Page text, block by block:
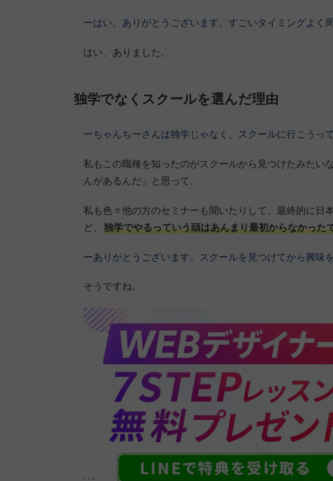
ーはい、ありがとうございます。すごいタイミングよく
はい、ありました。
独学でなくスクールを選んだ理由
ーちゃんちーさんは独学じゃなく、スクールに行こうっ
私もこの職種を知ったのがスクールから見つけたみたい
んがあるんだ」と思って。
私も色々他の方のセミナーも聞いたりして、最終的に日
ど、
独学でやるっていう頭はあんまり最初からなかった
ーありがとうございます。スクールを見つけてから興味
そうですね。